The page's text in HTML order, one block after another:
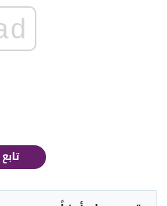
تابع